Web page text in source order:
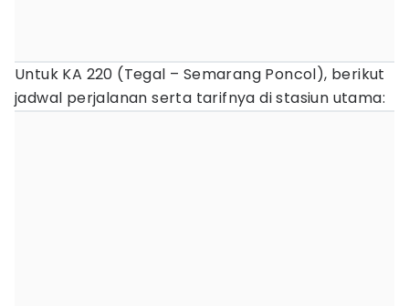
Untuk KA 220 (Tegal – Semarang Poncol), berikut
jadwal perjalanan serta tarifnya di stasiun utama: